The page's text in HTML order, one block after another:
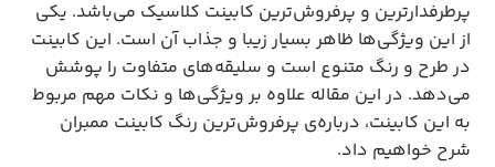
پرطرفدار‌ترین و پرفروش‌ترین کابینت کلاسیک می‌باشد. یکی
از این ویژگی‌ها ظاهر بسیار زیبا و جذاب آن است. این کابینت
در طرح و رنگ متنوع است و سلیقه‌های متفاوت را پوشش
می‌دهد. در این مقاله علاوه بر ویژگی‌ها و نکات مهم مربوط
به این کابینت، درباره‌ی پرفروش‌ترین رنگ کابینت ممبران
شرح خواهیم داد.